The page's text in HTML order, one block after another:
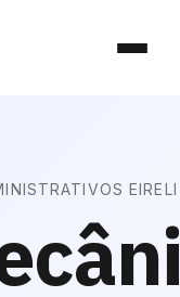
EIRELI